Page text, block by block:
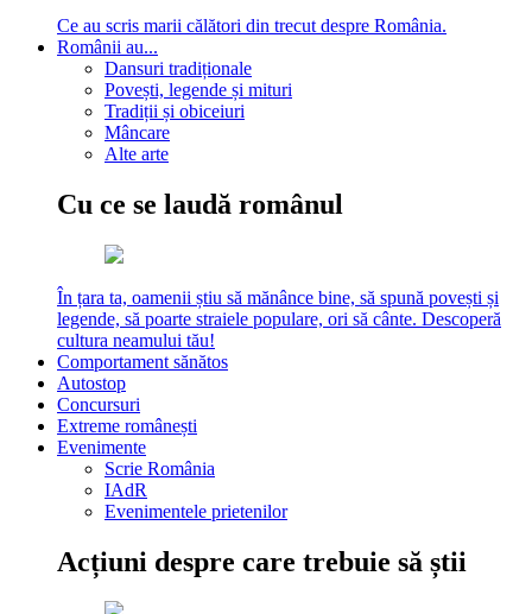
Ce au scris marii călători din trecut despre România.
Românii au...
Dansuri tradiționale
Povești, legende și mituri
Tradiții și obiceiuri
Mâncare
Alte arte
Cu ce se laudă românul
În țara ta, oamenii știu să mănânce bine, să spună povești și
legende, să poarte straiele populare, ori să cânte. Descoperă
cultura neamului tău!
Comportament sănătos
Autostop
Concursuri
Extreme românești
Evenimente
Scrie România
IAdR
Evenimentele prietenilor
Acțiuni despre care trebuie să știi